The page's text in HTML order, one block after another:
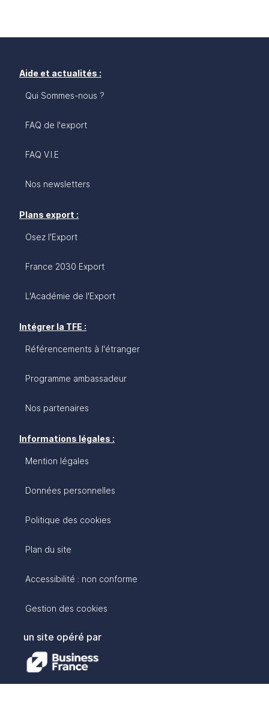
Aide et actualités :
Qui Sommes-nous ?
FAQ de l'export
FAQ V.I.E
Nos newsletters
Plans export :
Osez l'Export
France 2030 Export
L'Académie de l'Export
Intégrer la TFE :
Référencements à l'étranger
Programme ambassadeur
Nos partenaires
Informations légales :
Mention légales
Données personnelles
Politique des cookies
Plan du site
Accessibilité : non conforme
Gestion des cookies
un site opéré par
avec :